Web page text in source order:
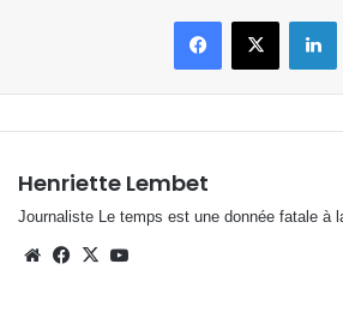
FacebookX
Henriette Lembet
Journaliste Le temps est une donnée fatale à
WebsiteFacebook
X